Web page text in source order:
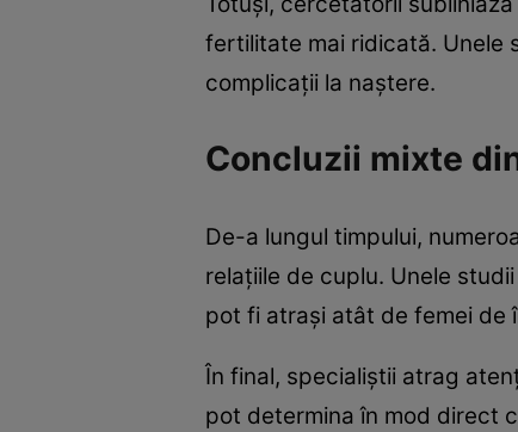
fertilitate mai ridicată. Unele
complicații la naștere.
Concluzii mixte
De-a lungul timpului,
relațiile de cuplu. Unele
pot fi atrași atât de femei de
În final, specialiștii atrag
pot determina în mod direct